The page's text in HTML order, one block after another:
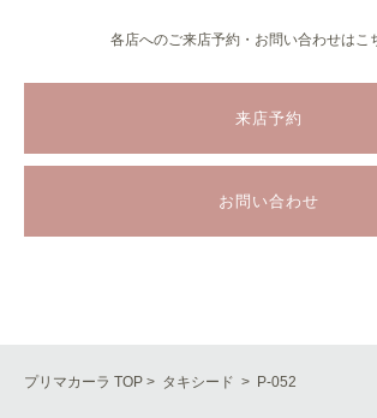
各店へのご来店予約・お問い合わせはこ
来店予約
お問い合わせ
プリマカーラ TOP > タキシード > P-052